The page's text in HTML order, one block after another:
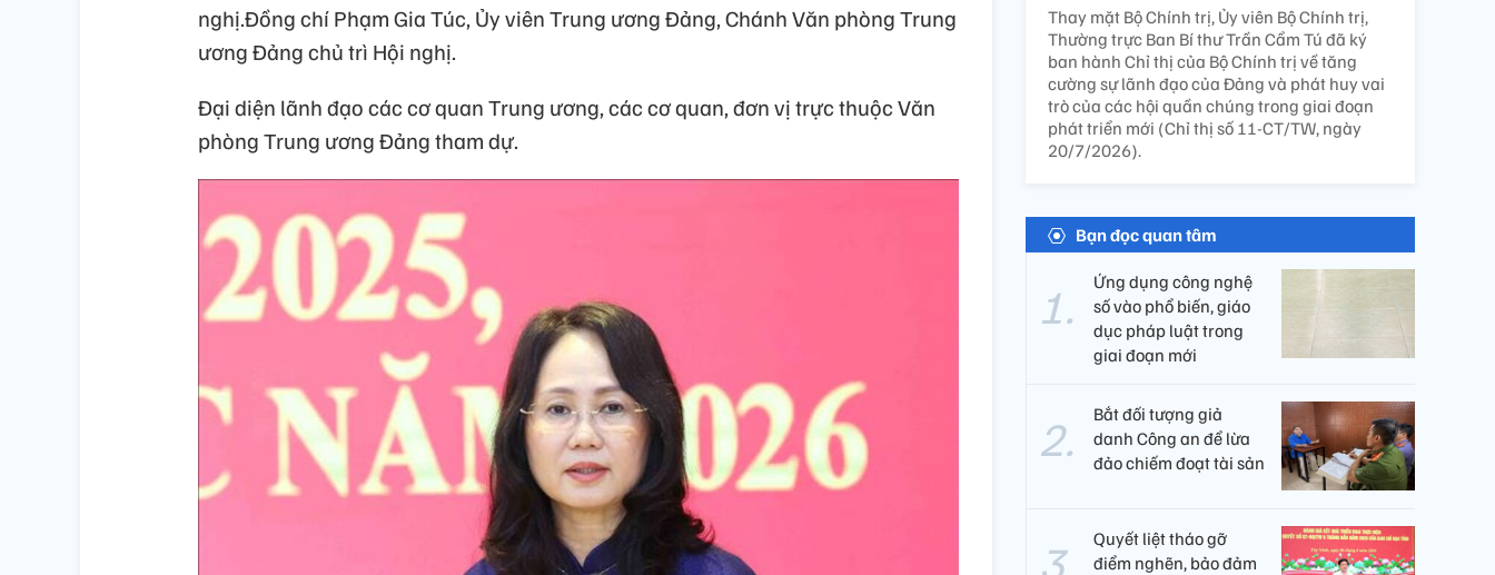
nghị.Đồng chí Phạm Gia Túc, Ủy viên Trung ương Đảng, Chánh Văn phòng Trung
ương Đảng chủ trì Hội nghị.
Đại diện lãnh đạo các cơ quan Trung ương, các cơ quan, đơn vị trực thuộc Văn
phòng Trung ương Đảng tham dự.
Thay mặt Bộ Chính trị, Ủy viên Bộ Chính trị,
Thường trực Ban Bí thư Trần Cẩm Tú đã ký
ban hành Chỉ thị của Bộ Chính trị về tăng
cường sự lãnh đạo của Đảng và phát huy vai
trò của các hội quần chúng trong giai đoạn
phát triển mới (Chỉ thị số 11-CT/TW, ngày
20/7/2026).
Bạn đọc quan tâm
Ứng dụng công nghệ
số vào phổ biến, giáo
dục pháp luật trong
giai đoạn mới
Bắt đối tượng giả
danh Công an để lừa
đảo chiếm đoạt tài sản
Quyết liệt tháo gỡ
điểm nghẽn, bảo đảm